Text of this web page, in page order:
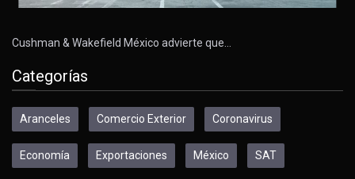
Cushman & Wakefield México advierte que…
Categorías
Aranceles Comercio Exterior Coronavirus
Economía Exportaciones México SAT